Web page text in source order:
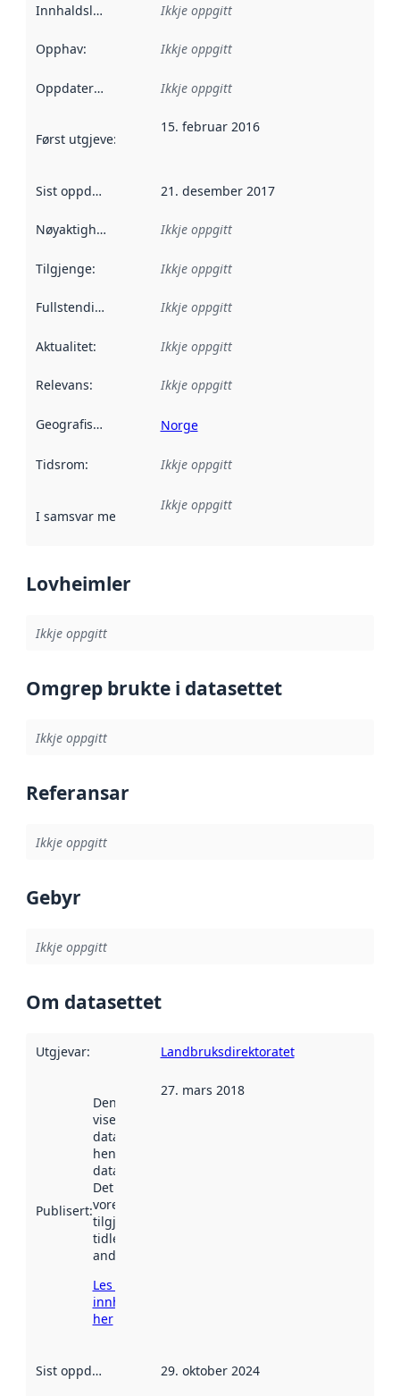
Innhaldsleverandørar :
Ikkje oppgitt
Opphav: Ikkje oppgitt
Oppdateringsfrekvens :
Ikkje oppgitt
Først utgjeve:
15. februar 2016
Sist oppdatert 21. desember 2017
Nøyaktigheit Ikkje oppgitt
Tilgjenge: Ikkje oppgitt
Fullstendigheit Ikkje oppgitt
Aktualitet: Ikkje oppgitt
Relevans: Ikkje oppgitt
Geografisk område Norge
Tidsrom: Ikkje oppgitt
I samsvar med Referanse til ei implementeringsregel eller
Ikkje oppgitt
Lovheimler
Ikkje oppgitt
Omgrep brukte i datasettet
Ikkje oppgitt
Referansar
Ikkje oppgitt
Gebyr
Ikkje oppgitt
Om datasettet
Utgjevar: Landbruksdirektoratet
Publisert:
Denne datoen
viser når
datasettet vart
henta inn av
data.norge.no.
Det kan ha
vore
tilgjengeleg
tidlegare
andre stader.
Les meir om
innhenting
her
27. mars 2018
Sist oppdatert 29. oktober 2024